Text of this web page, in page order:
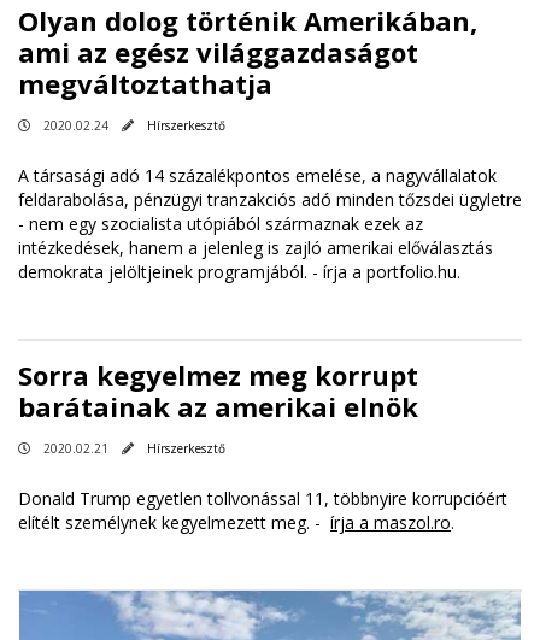
Olyan dolog történik Amerikában,
ami az egész világgazdaságot
megváltoztathatja
2020.02.24 Hírszerkesztő
A társasági adó 14 százalékpontos emelése, a nagyvállalatok
feldarabolása, pénzügyi tranzakciós adó minden tőzsdei ügyletre
- nem egy szocialista utópiából származnak ezek az
intézkedések, hanem a jelenleg is zajló amerikai előválasztás
demokrata jelöltjeinek programjából. - írja a portfolio.hu.
Sorra kegyelmez meg korrupt
barátainak az amerikai elnök
2020.02.21 Hírszerkesztő
Donald Trump egyetlen tollvonással 11, többnyire korrupcióért
elítélt személynek kegyelmezett meg. - írja a maszol.ro.